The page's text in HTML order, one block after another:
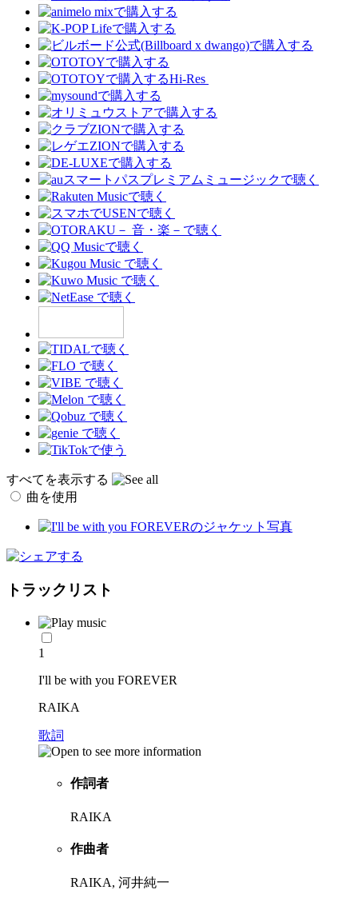
Hi-Res
すべてを表示する
曲を使用
トラックリスト
1
I'll be with you FOREVER
RAIKA
歌詞
作詞者
RAIKA
作曲者
RAIKA, 河井純一